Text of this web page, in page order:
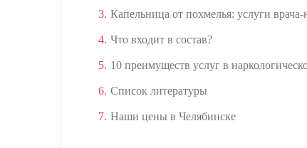
3. Капельница от похмелья: услуги
4. Что входит в состав?
5. 10 преимуществ услуг в
6. Список литературы
7. Наши цены в Челябинске